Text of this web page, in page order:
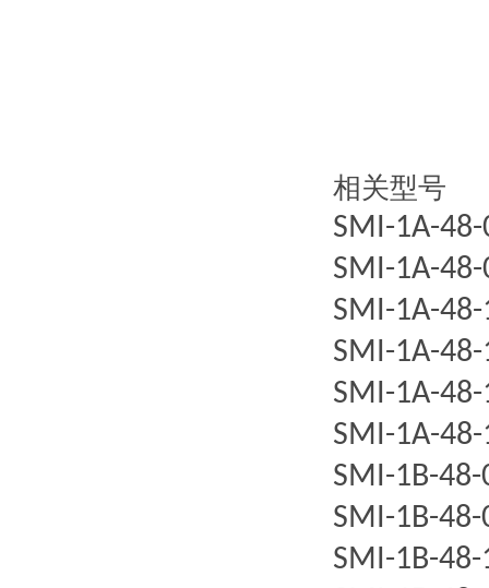
相关型号
SMI-1A-
SMI-1A-
SMI-1A-
SMI-1A-
SMI-1A-
SMI-1A-
SMI-1B-
SMI-1B-
SMI-1B-